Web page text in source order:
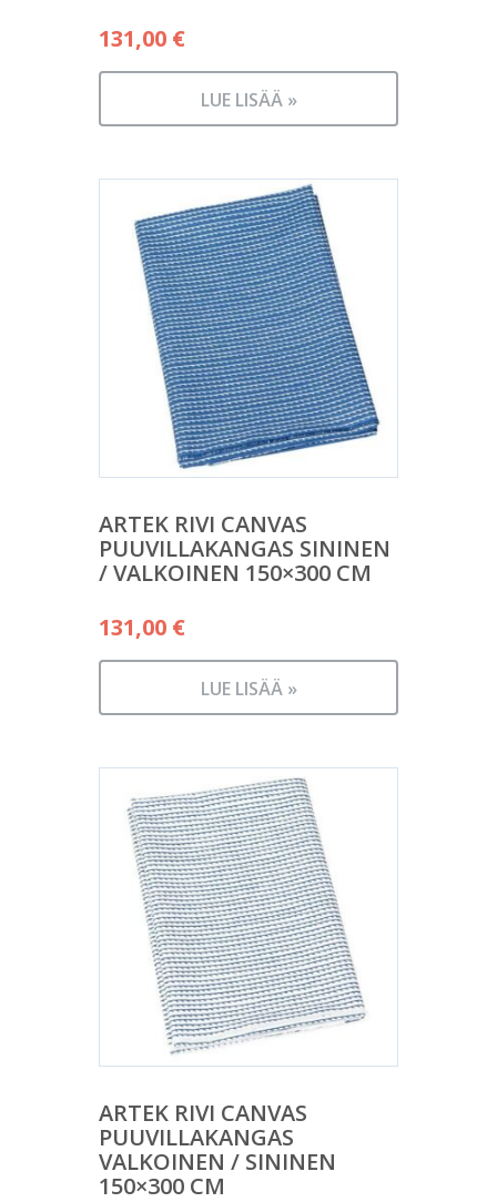
131,00 €
LUE LISÄÄ »
ARTEK RIVI CANVAS
PUUVILLAKANGAS SININEN
/ VALKOINEN 150×300 CM
131,00 €
LUE LISÄÄ »
ARTEK RIVI CANVAS
PUUVILLAKANGAS
VALKOINEN / SININEN
150×300 CM